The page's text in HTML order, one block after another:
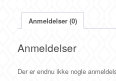
Anmeldelser (0)
Anmeldelser
Der er endnu ikke nogle